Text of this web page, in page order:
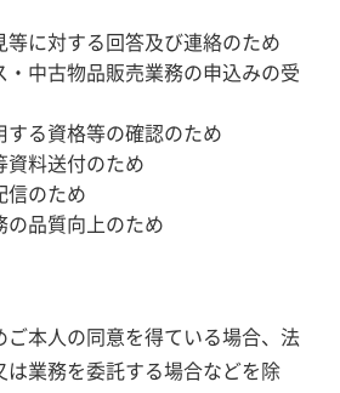
等に対する回答及び連絡のため
・中古物品販売業務の申込みの受
する資格等の確認のため
資料送付のため
信のため
の品質向上のため
ご本人の同意を得ている場合、法
は業務を委託する場合などを除